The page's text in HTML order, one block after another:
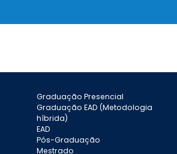
Graduação Presencial
Graduação EAD (Metodologia
híbrida)
EAD
Pós-Graduação
Mestrado